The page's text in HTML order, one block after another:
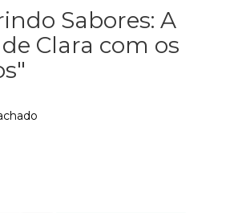
Sabores: A
Clara com os